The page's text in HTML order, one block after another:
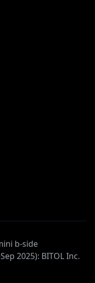
b-side
2025): BITOL Inc.